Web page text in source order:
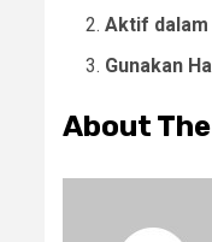
Aktif
Gunakan
About